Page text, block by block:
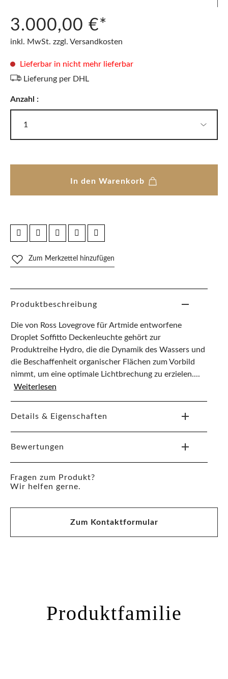
3.000,00 €*
inkl. MwSt. zzgl. Versandkosten
Lieferbar in nicht mehr lieferbar
Lieferung per DHL
Anzahl :
In den Warenkorb
Zum Merkzettel hinzufügen
Produktbeschreibung
Die von Ross Lovegrove für Artmide entworfene
Droplet Soffitto Deckenleuchte gehört zur
Produktreihe Hydro, die die Dynamik des Wassers und
die Beschaffenheit organischer Flächen zum Vorbild
nimmt, um eine optimale Lichtbrechung zu erzielen....
Weiterlesen
Details & Eigenschaften
Bewertungen
Fragen zum Produkt?
Wir helfen gerne.
Zum Kontaktformular
Produktfamilie